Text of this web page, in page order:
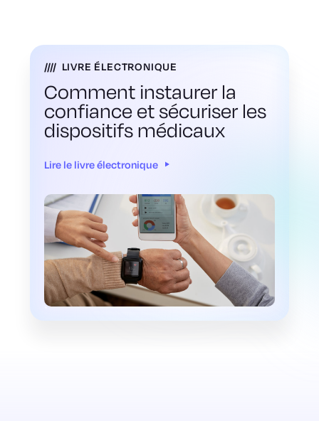
LIVRE ÉLECTRONIQUE
Comment instaurer la
confiance et sécuriser les
dispositifs médicaux
Lire le livre électronique